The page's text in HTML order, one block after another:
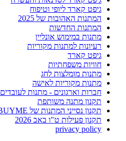
גיפט קארד ליופי וטיפוח
המתנות האהובות של 2025
המתנות החדשות
מתנות במימוש אונליין
רעיונות למתנות מקוריות
גיפט קארד
חוויות משפחתיות
מתנות מומלצות לחג
מתנות מקוריות לאישה
חברות וארגונים - מתנות לעובדים
תקנון מתנה משותפת
תקנון נסייני המתנות של BUYME
תקנון פעילות ט"ו באב 2026
privacy policy